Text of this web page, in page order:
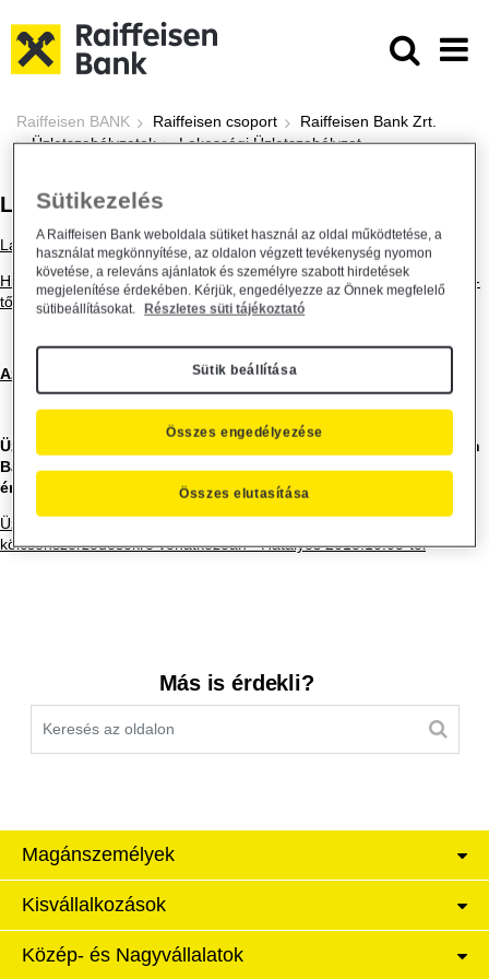
Lakossági Üzletszabályzat -
Raiffeisen BANK Raiffeisen csoport
Raiffeisen Bank Zrt.
Üzletszabályzatok
Lakossági Üzletszabályzat
LAKOSSÁGI ÜZLETSZABÁLYZAT
Lakossági Üzletszabályzat - Hatályos: 2026.03.28-tól
Hirdetmény - Lakossági Üzletszabályzat módosulásáról - 2026.03.27-
től
Az archívum megtekintéséhez kattintson ide.
Üzletszabályzat az Aegon Magyarország Hitel Zrt. és a Raiffeisen
Bank Zrt. között létrejött állományátruházási szerződésben
érintett kölcsönszerződésekre vonatkozóan
Üzletszabályzat az Aegon Magyarország Hitel Zrt-től átvett
kölcsönszerződésekre vonatkozóan - Hatályos 2018.10.05-től
Más is érdekli?
Magánszemélyek
Kisvállalkozások
Közép- és Nagyvállalatok
Sütikezelés
A Raiffeisen Bank weboldala sütiket használ az oldal működtetése, a
használat megkönnyítése, az oldalon végzett tevékenység nyomon
követése, a releváns ajánlatok és személyre szabott hirdetések
megjelenítése érdekében. Kérjük, engedélyezze az Önnek megfelelő
sütibeállításokat.
Részletes süti tájékoztató
Sütik beállítása
Összes elutasítása
Összes engedélyezése